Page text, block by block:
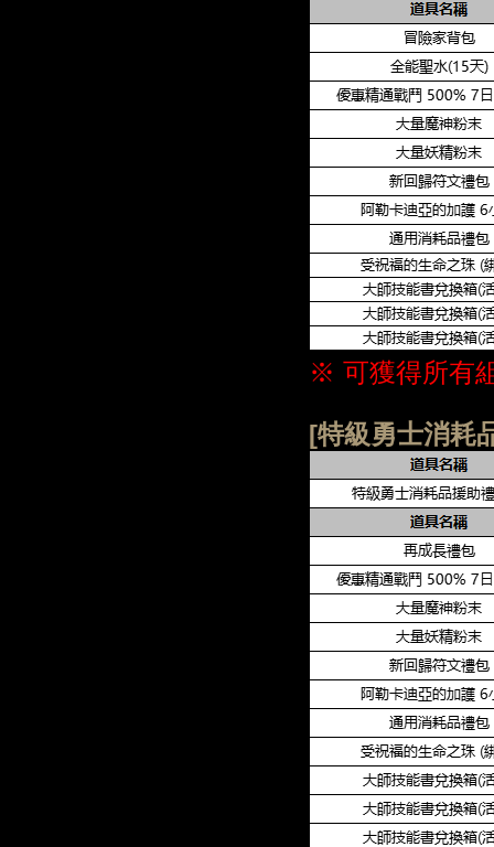
※ 可獲得所有
[特級勇士消耗